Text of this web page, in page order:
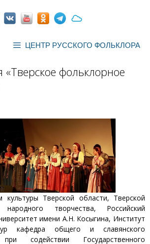
ЦЕНТР РУССКОГО ФОЛЬКЛОРА
фольклорное
Тверской области, Тверской
творчества, Российский
имени А.Н. Косыгина, Институт
кафедра общего и славянского
при содействии Государственного